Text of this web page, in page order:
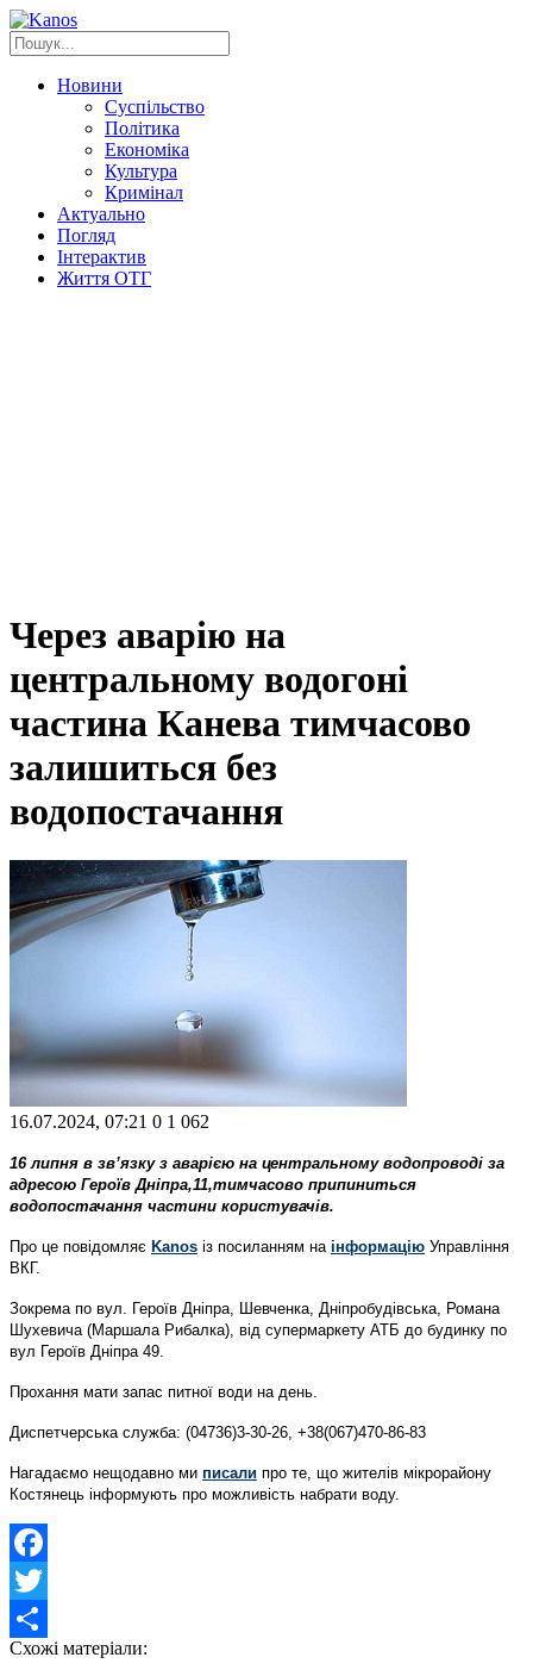
Новини
Суспільство
Політика
Економіка
Культура
Кримінал
Актуально
Погляд
Інтерактив
Життя ОТГ
Через аварію на
центральному водогоні
частина Канева тимчасово
залишиться без
водопостачання
16.07.2024, 07:21 0 1 062
16 липня в зв’язку з аварією на центральному водопроводі за
адресою Героїв Дніпра,11,тимчасово припиниться
водопостачання частини користувачів.
Про це повідомляє Kanos із посиланням на інформацію Управління
ВКГ.
Зокрема по вул. Героїв Дніпра, Шевченка, Дніпробудівська, Романа
Шухевича (Маршала Рибалка), від супермаркету АТБ до будинку по
вул Героїв Дніпра 49.
Прохання мати запас питної води на день.
Диспетчерська служба: (04736)3-30-26, +38(067)470-86-83
Нагадаємо нещодавно ми писали про те, що жителів мікрорайону
Костянець інформують про можливість набрати воду.
Facebook
Twitter
Share
Схожі матеріали: